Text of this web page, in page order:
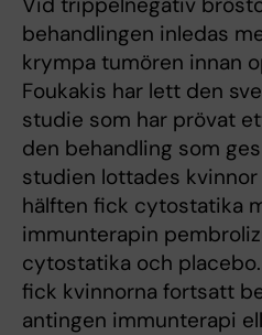
behandlingen inledas
krympa tumören innan
Foukakis har lett den
studie som har prövat
den behandling som
studien lottades
hälften fick cytostatika
immunterapin
cytostatika och
fick kvinnorna fortsatt
antingen immunterapi